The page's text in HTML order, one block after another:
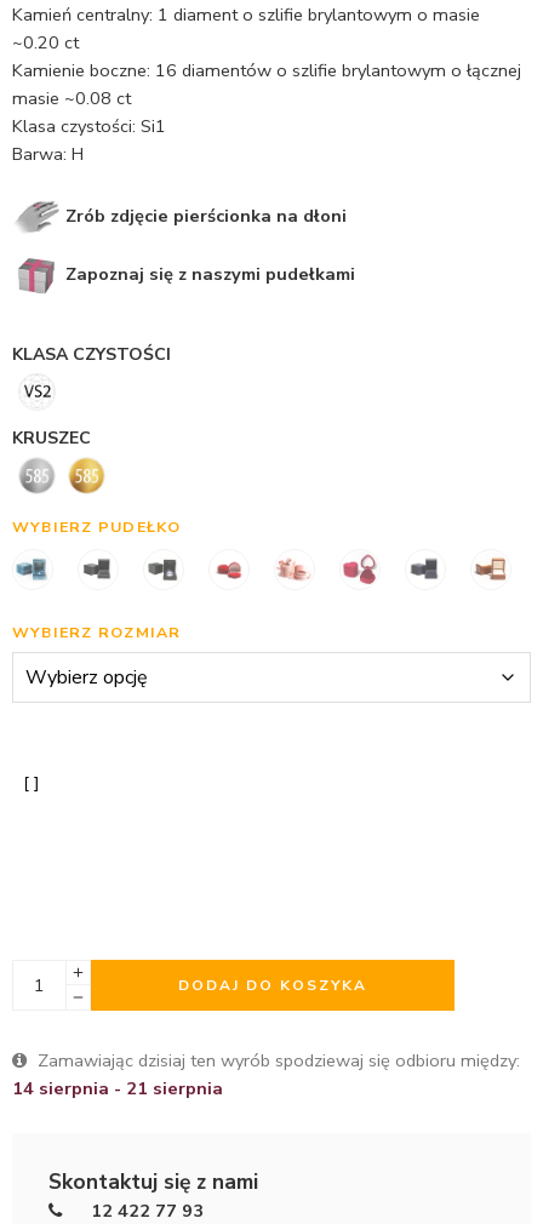
Kamień centralny: 1 diament o szlifie brylantowym o masie
~0.20 ct
Kamienie boczne: 16 diamentów o szlifie brylantowym o łącznej
masie ~0.08 ct
Klasa czystości: Si1
Barwa: H
Zrób zdjęcie pierścionka na dłoni
Zapoznaj się z naszymi pudełkami
KLASA CZYSTOŚCI
KRUSZEC
WYBIERZ PUDEŁKO
WYBIERZ ROZMIAR
DODAJ DO KOSZYKA
Zamawiając dzisiaj ten wyrób spodziewaj się odbioru między:
14 sierpnia - 21 sierpnia
Skontaktuj się z nami
12 422 77 93